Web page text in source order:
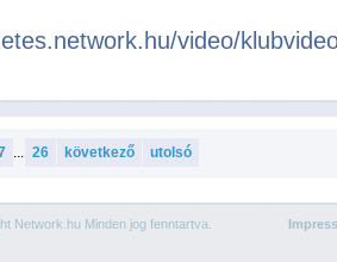
video/
... 26 következő utolsó
Network.hu Minden jog fenntartva.